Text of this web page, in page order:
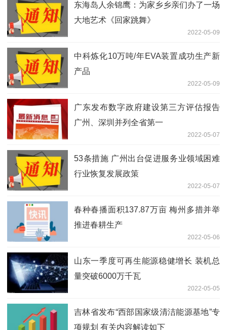
东海岛人余锦鹰：为家乡乡亲们办了一场
大地艺术《回家跳舞》
2022-05-09
中科炼化10万吨/年EVA装置成功生产新
产品
2022-05-09
广东发布数字政府建设第三方评估报告
广州、深圳并列全省第一
2022-05-07
53条措施 广州出台促进服务业领域困难
行业恢复发展政策
2022-05-07
春种春播面积137.87万亩 梅州多措并举
推进春耕生产
2022-05-06
山东一季度可再生能源稳健增长 装机总
量突破6000万千瓦
2022-05-05
吉林省发布“西部国家级清洁能源基地”专
项规划 有关内容解读如下